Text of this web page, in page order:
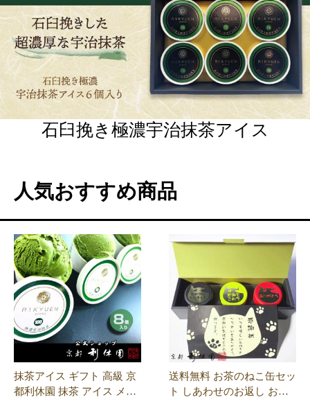
せ 高級 京都利休園 メーカ
ー直送 玉露・煎茶詰合せ
玉露80g 煎茶80g お歳暮 母
の日 父の日 お中元 贈り物
贈
3,780円（税込*）
37P (1.0%)
auかんたん決済 クレカ
ギフト 高級 京都利休園 メ
ーカー直送 RIKYUEN03 ミ
ニ缶お茶3種セット 黒ほう
じ 白煎茶 朝宮紅茶 お歳暮
母の
2,700円（税込*）
(1.0%)
auかんたん決済 クレカ
ほうじ茶 アイス お歳暮 ギ
じ茶アイス メーカー直送
黒ほうじアイス 食べ比べ
母の日
4,320円（税込*）
送料無
料
43P (1.0%)
auかんたん決済 クレカ
お茶ギフト お茶詰合せ 高
送 玉露・特上煎茶詰合せ
歳暮 母の日 父の日 お中元
贈り物
5,400円（税込*）
54P
auかんたん決済